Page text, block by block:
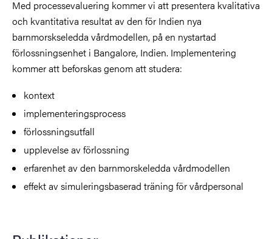
Med processevaluering kommer vi att presentera kvalitativa
och kvantitativa resultat av den för Indien nya
barnmorskseledda vårdmodellen, på en nystartad
förlossningsenhet i Bangalore, Indien. Implementering
kommer att beforskas genom att studera:
kontext
implementeringsprocess
förlossningsutfall
upplevelse av förlossning
erfarenhet av den barnmorskeledda vårdmodellen
effekt av simuleringsbaserad träning för vårdpersonal